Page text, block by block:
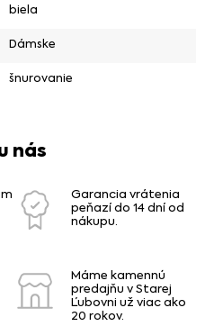
biela
Dámske
šnurovanie
nás
Garancia vrátenia
peňazí do 14 dní od
nákupu.
Máme kamennú
predajňu v Starej
Ľubovni už viac ako
20 rokov.